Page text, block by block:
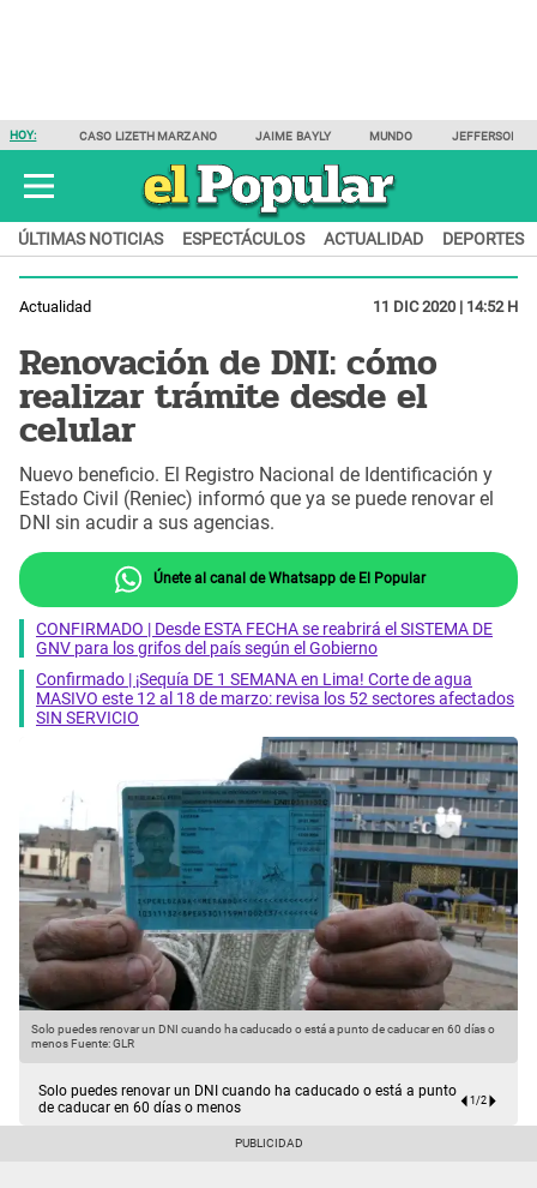
HOY: CASO LIZETH MARZANO JAIME BAYLY MUNDO JEFFERSON
ÚLTIMAS NOTICIAS ESPECTÁCULOS ACTUALIDAD DEPORTES
Actualidad 11 DIC 2020 | 14:52 H
Renovación de DNI: cómo
realizar trámite desde el
celular
Nuevo beneficio. El Registro Nacional de Identificación y
Estado Civil (Reniec) informó que ya se puede renovar el
DNI sin acudir a sus agencias.
Únete al canal de Whatsapp de El Popular
CONFIRMADO | Desde ESTA FECHA se reabrirá el SISTEMA DE
GNV para los grifos del país según el Gobierno
Confirmado | ¡Sequía DE 1 SEMANA en Lima! Corte de agua
MASIVO este 12 al 18 de marzo: revisa los 52 sectores afectados
SIN SERVICIO
Solo puedes renovar un DNI cuando ha caducado o está a punto de caducar en 60 días o
menosFuente: GLR
Solo puedes renovar un DNI cuando ha caducado o está a punto
de caducar en 60 días o menos
1/2